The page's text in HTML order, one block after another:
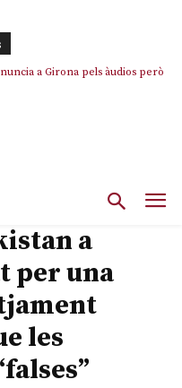
a Girona pels àudios però
del repartiment dels menors
a
per una
les